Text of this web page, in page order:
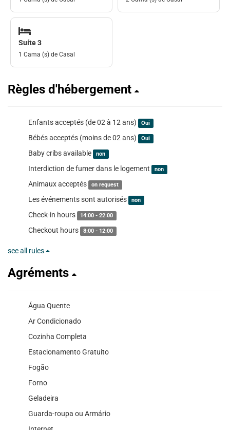
Suíte 3
1 Cama (s) de Casal
Règles d'hébergement
Enfants acceptés (de 02 à 12 ans) Oui
Bébés acceptés (moins de 02 ans) Oui
Baby cribs available non
Interdiction de fumer dans le logement non
Animaux acceptés on request
Les événements sont autorisés non
Check-in hours 14:00 - 22:00
Checkout hours 8:00 - 12:00
see all rules
Agréments
Água Quente
Ar Condicionado
Cozinha Completa
Estacionamento Gratuito
Fogão
Forno
Geladeira
Guarda-roupa ou Armário